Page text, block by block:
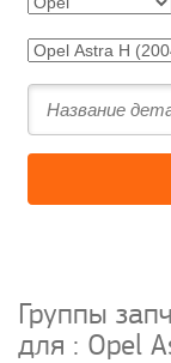
Группы
для : Opel